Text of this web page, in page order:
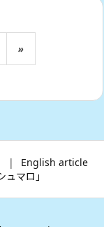
»
English article
マロ」